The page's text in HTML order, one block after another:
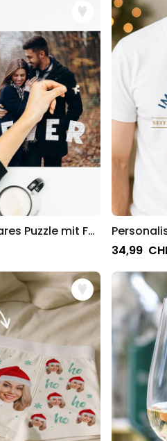
Personalisierbares Puzzle mit Foto und geschwungenem Text
34,99 CHF